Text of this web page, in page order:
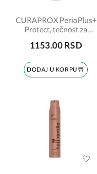
CURAPROX PerioPlus+
Protect, tečnost za
1153.00 RSD
DODAJ U KORPU